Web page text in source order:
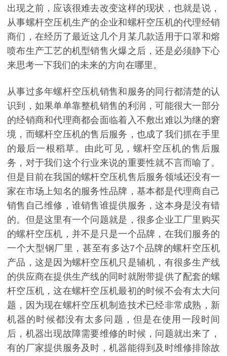
出现之前，应该很难去改变这样的现状，也就是说，
从事螺杆空压机生产的企业和螺杆空压机的代理经销
商们，在经历了最近这几个月某几款适用于口罩和熔
喷布生产工艺的机型销售火爆之后，还是必须静下心
来思考一下我们的未来的方向在哪里。
从事过多年螺杆空压机销售和服务的同行都清楚的认
识到，如果单单靠整机销售的利润，可能很大一部分
的经销商和代理商都会面临着入不敷出难以为继的窘
境，而螺杆空压机的售后服务，也成了我们抓在手里
的最后一根稻草。由此可见，螺杆空压机的售后服
务，对于我们这个行业来说的重要性就不言而喻了。
但是目前在我国的螺杆空压机售后服务领域还没有一
家在市场上知名的服务性品牌，基本都是代理商自己
销售自己维修，谁销售谁提供服务，这本身是没有错
的。但是这里有一个问题就是，很多企业工厂里购买
的螺杆空压机，并不是只是一个品牌，在我们服务的
一个大型钢厂里，甚至有多达7个品牌的螺杆空压机
产品，这是因为螺杆空压机只是辅机，有很多生产线
的供应商在提供生产线的同时就附带提供了配套的螺
杆空压机，这在螺杆空压机最初的时候不会有太大问
题，因为现在螺杆空压机制造技术已经非常成熟，新
机器的时候都没有太多问题，但是在使用一段时间
后，机器出现故障需要维修的时候，问题就出来了，
有的厂家提供服务及时，机器能得到及时维修排除故